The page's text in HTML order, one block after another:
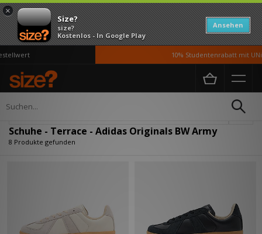
×
Size?
size?
Kostenlos - In Google Play
Ansehen
10% Studentenrabatt mit
Home Herren
Schuhe - Terrace - Adidas Originals BW Army
8 Produkte gefunden